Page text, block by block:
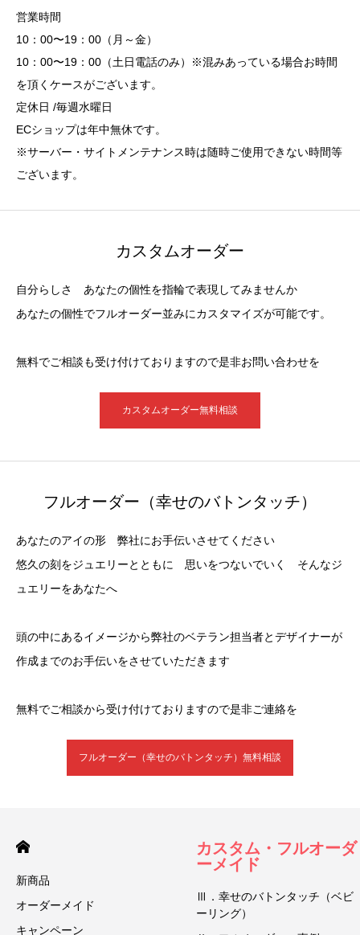
営業時間
10：00〜19：00（月～金）
10：00〜19：00（土日電話のみ）※混みあっている場合お時間
を頂くケースがございます。
定休日 /毎週水曜日
ECショップは年中無休です。
※サーバー・サイトメンテナンス時は随時ご使用できない時間等
ございます。
カスタムオーダー
自分らしさ あなたの個性を指輪で表現してみませんか
あなたの個性でフルオーダー並みにカスタマイズが可能です。
無料でご相談も受け付けておりますので是非お問い合わせを
カスタムオーダー無料相談
フルオーダー（幸せのバトンタッチ）
あなたのアイの形 弊社にお手伝いさせてください
悠久の刻をジュエリーとともに 思いをつないでいく そんなジ
ュエリーをあなたへ
頭の中にあるイメージから弊社のベテラン担当者とデザイナーが
作成までのお手伝いをさせていただきます
無料でご相談から受け付けておりますので是非ご連絡を
フルオーダー（幸せのバトンタッチ）無料相談
新商品
オーダーメイド
キャンペーン
カスタム・フルオーダ
ーメイド
Ⅲ．幸せのバトンタッチ（ベビ
ーリング）